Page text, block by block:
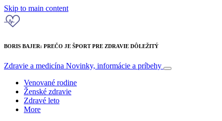
Skip to main content
BORIS BAJER: PREČO JE ŠPORT PRE ZDRAVIE DÔLEŽITÝ
Zdravie a medicína Novinky, informácie a príbehy
Venované rodine
Ženské zdravie
Zdravé leto
More